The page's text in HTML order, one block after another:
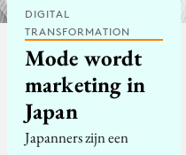
DIGITAL
TRANSFORMATION
Mode wordt
marketing in
Japan
Japanners zijn een